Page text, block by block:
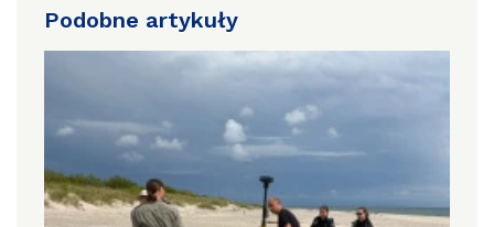
Podobne artykuły